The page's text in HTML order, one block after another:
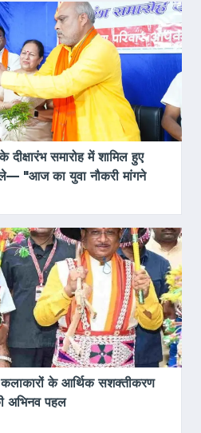
दीक्षारंभ समारोह में शामिल हुए
"आज का युवा नौकरी मांगने
के आर्थिक सशक्तीकरण
अभिनव पहल